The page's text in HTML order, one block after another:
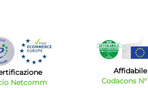
Netcomm
Affidabile
Codacons